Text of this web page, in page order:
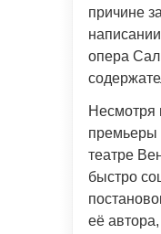
причине
опера
Несмотря
премьеры
театре
быстро
её